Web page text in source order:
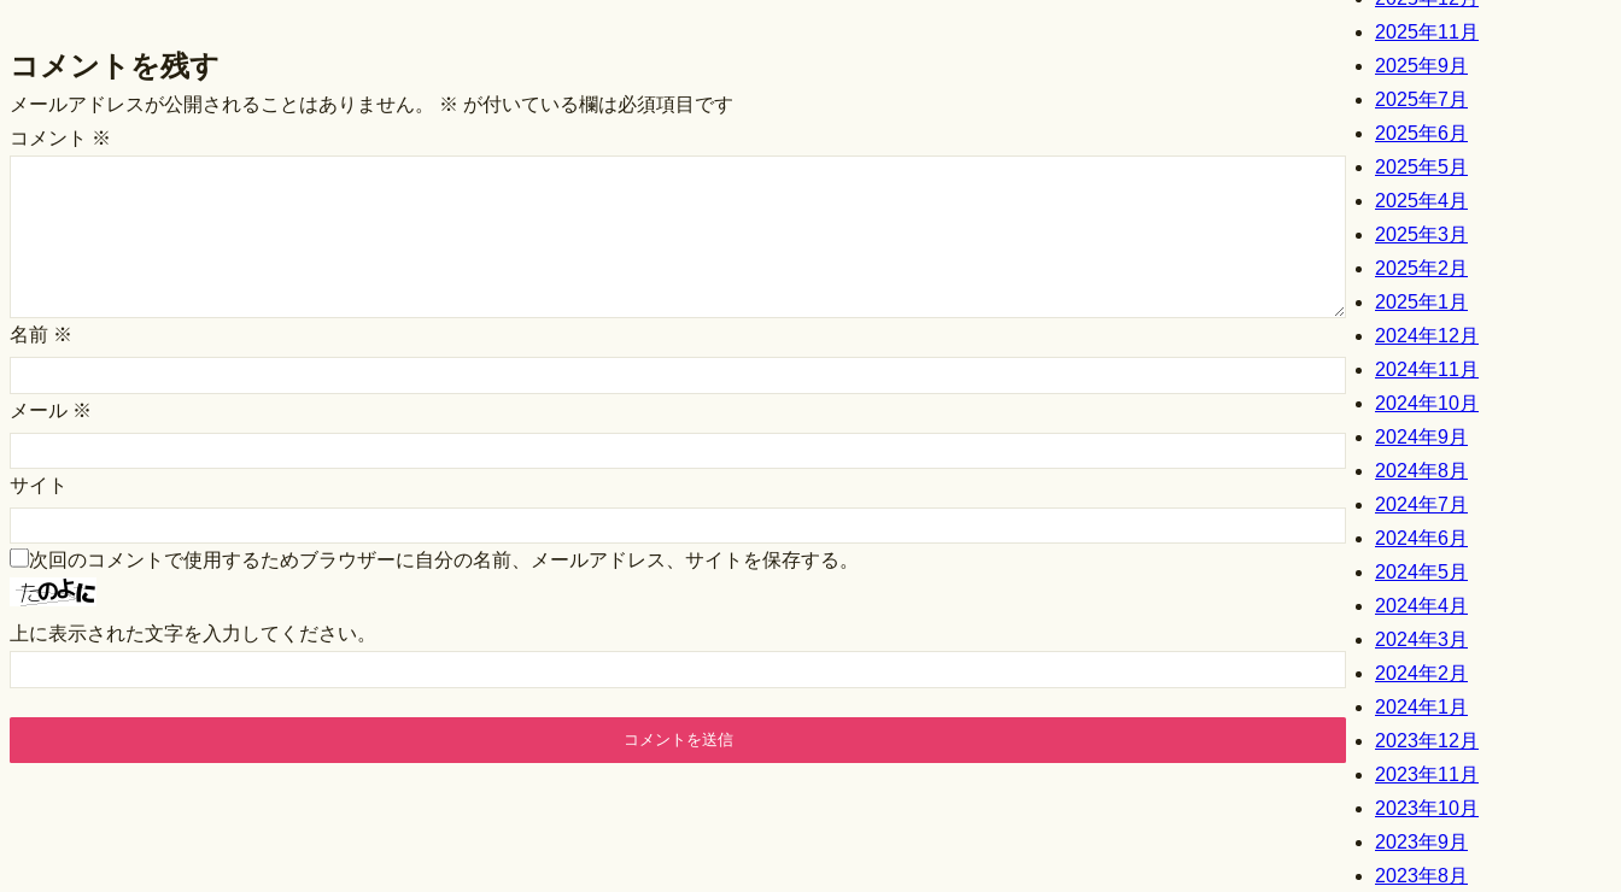
コメントを残す
メールアドレスが公開されることはありません。 ※ が付いている欄は必須項目です
コメント ※
名前 ※
メール ※
サイト
次回のコメントで使用するためブラウザーに自分の名前、メールアドレス、サイトを保存する。
上に表示された文字を入力してください。
2025年11月
2025年9月
2025年7月
2025年6月
2025年5月
2025年4月
2025年3月
2025年2月
2025年1月
2024年12月
2024年11月
2024年10月
2024年9月
2024年8月
2024年7月
2024年6月
2024年5月
2024年4月
2024年3月
2024年2月
2024年1月
2023年12月
2023年11月
2023年10月
2023年9月
2023年8月